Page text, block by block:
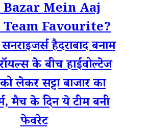
Mein Aaj
Favourite?
हैदराबाद बनाम
के बीच हाईवोल्टेज
लेकर सट्टा बाजार का
मैच के दिन ये टीम बनी
फेवरेट